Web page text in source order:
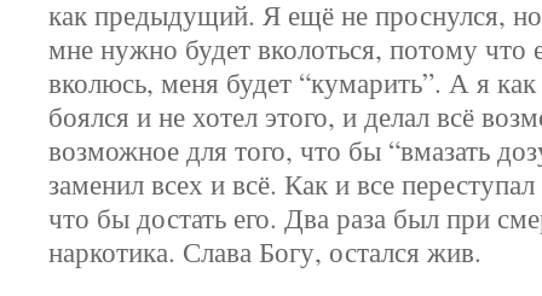
как предыдущий. Я ещё не проснулся,
мне нужно будет вколоться, потому что
вколюсь, меня будет “кумарить”. А я
боялся и не хотел этого, и делал всё
возможное для того, что бы “вмазать
заменил всех и всё. Как и все
что бы достать его. Два раза был при
наркотика. Слава Богу, остался жив.